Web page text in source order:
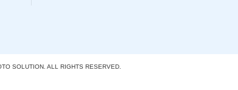
SOLUTION. ALL RIGHTS RESERVED.